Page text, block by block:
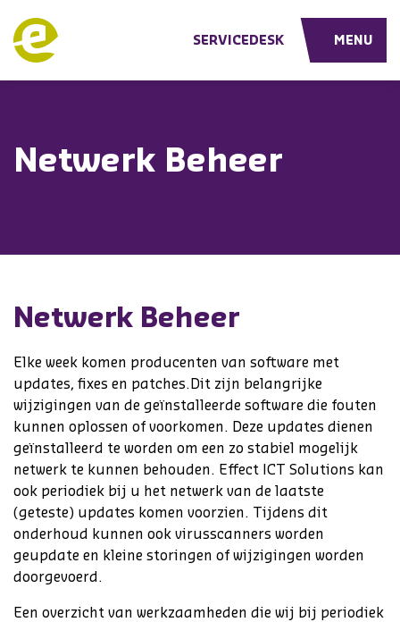
Effect ICT Solutions SERVICEDESK MENU
Netwerk Beheer
Netwerk Beheer
Elke week komen producenten van software met
updates, fixes en patches.Dit zijn belangrijke
wijzigingen van de geïnstalleerde software die fouten
kunnen oplossen of voorkomen. Deze updates dienen
geïnstalleerd te worden om een zo stabiel mogelijk
netwerk te kunnen behouden. Effect ICT Solutions kan
ook periodiek bij u het netwerk van de laatste
(geteste) updates komen voorzien. Tijdens dit
onderhoud kunnen ook virusscanners worden
geupdate en kleine storingen of wijzigingen worden
doorgevoerd.
Een overzicht van werkzaamheden die wij bij periodiek